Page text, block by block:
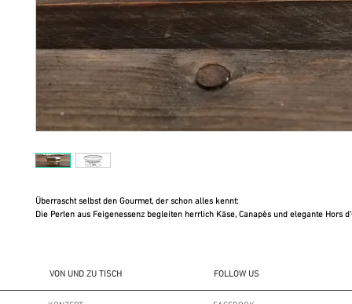
Überrascht selbst den Gourmet, der schon alles kennt:
Die Perlen aus Feigenessenz begleiten herrlich Käse, Canapès und elegante Hors
VON UND ZU TISCH FOLLOW US